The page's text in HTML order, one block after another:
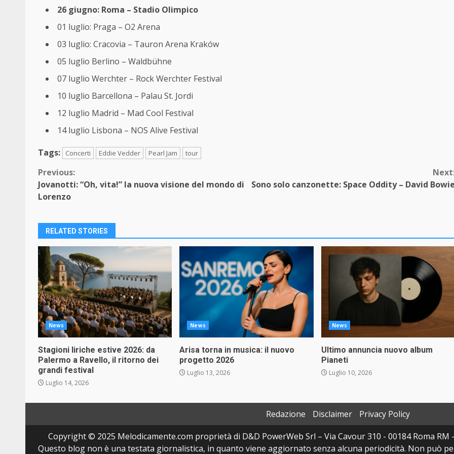
26 giugno: Roma – Stadio Olimpico
01 luglio: Praga – O2 Arena
03 luglio: Cracovia – Tauron Arena Kraków
05 luglio Berlino – Waldbühne
07 luglio Werchter – Rock Werchter Festival
10 luglio Barcellona – Palau St. Jordi
12 luglio Madrid – Mad Cool Festival
14 luglio Lisbona – NOS Alive Festival
Tags:
Concerti Eddie Vedder Pearl Jam tour
Continue
Reading
Previous:
Jovanotti: “Oh, vita!” la nuova visione del mondo di
Lorenzo
Sono solo canzonette: Space Oddity – David
RELATED STORIES
News
Stagioni liriche estive 2026: da
Palermo a Ravello, il ritorno dei
grandi festival
Luglio 14, 2026
News
Arisa torna in musica: il nuovo
progetto 2026
Luglio 13, 2026
News
Ultimo annuncia nuovo album
Pianeti
Luglio 10, 2026
Redazione Disclaimer
Privacy Policy
Copyright © 2025 Melodicamente.com proprietà di D&D PowerWeb Srl – Via Cavour 310 - 00184 Roma RM
Questo blog non è una testata giornalistica, in quanto viene aggiornato senza alcuna periodicità. Non può